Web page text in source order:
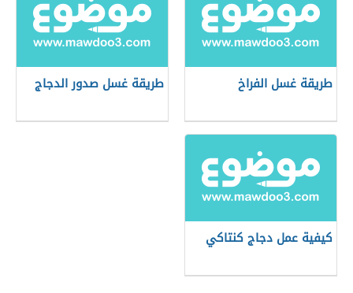
طريقة غسل الفراخ طريقة غسل صدور الدجاج
كيفية عمل دجاج كنتاكي